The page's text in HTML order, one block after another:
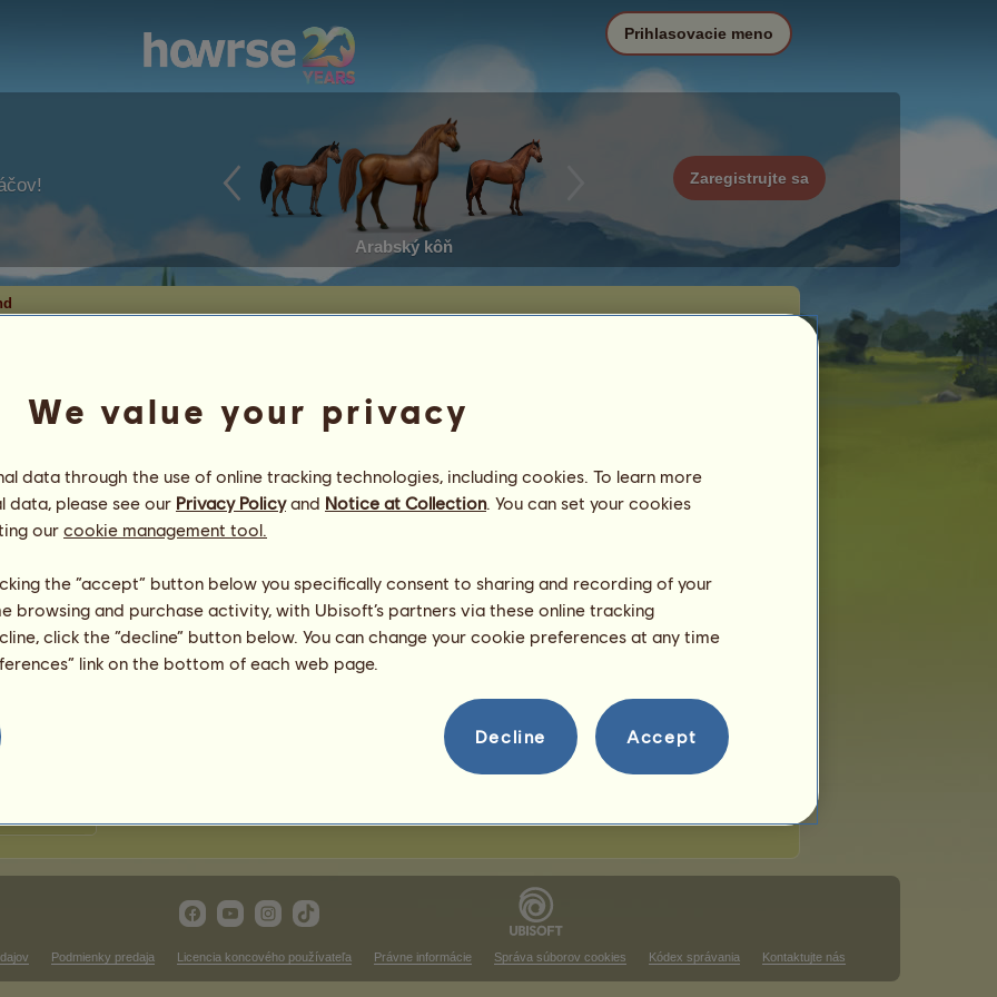
Arabský kôň
Zaregistrujte sa
Prihlasovacie meno
7%
7%
4%
1 %
Podmienky predaja Licencia koncového používateľa Právne informácie Správa súborov cookies Kódex správania Kontaktujte nás
We value your privacy
data through the use of online tracking technologies, including cookies. To learn more
data, please see our Privacy Policyand Notice at Collection. You can set your cookies
our cookie management tool.
the “accept” button below you specifically consent to sharing and recording of your
browsing and purchase activity, with Ubisoft’s partners via these online tracking
click the “decline” button below. You can change your cookie preferences at any time
link on the bottom of each web page.
Decline Accept